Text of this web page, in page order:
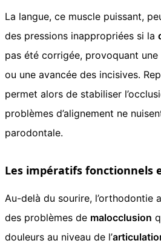
La langue, ce muscle puissant,
des pressions inappropriées si la
pas été corrigée, provoquant une
ou une avancée des incisives.
permet alors de stabiliser
problèmes d’alignement ne
parodontale.
Les impératifs fonctionnels
Au-delà du sourire, l’orthodontie
des problèmes de malocclusion
douleurs au niveau de l’